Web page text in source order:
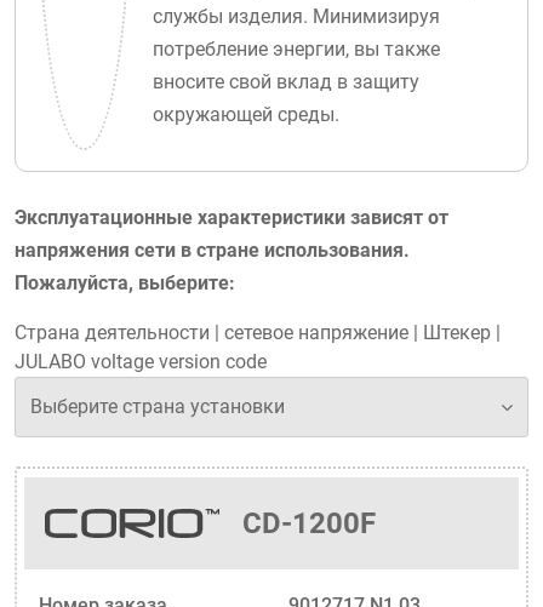
службы изделия. Минимизируя
потребление энергии, вы также
вносите свой вклад в защиту
окружающей среды.
Эксплуатационные характеристики зависят от
напряжения сети в стране использования.
Пожалуйста, выберите:
Страна деятельности сетевое напряжение Штекер
JULABO voltage version code
CD-1200F